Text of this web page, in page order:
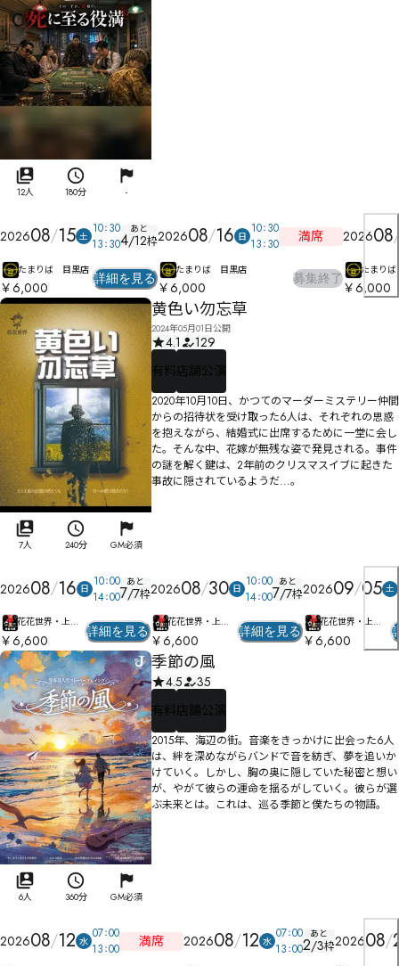
12人 180分 -
202608 15 土 10 30
13 30
あと
4/12枠
たまりば 目黒店
￥6,000
詳細を見る
202608 16 日 10 30
13 30 満席
たまりば 目黒店
￥6,000
募集終了
202608
たまり
￥6,000
7人 240分 GM必須
黄色い勿忘草
2024年05月01日公開
4.1
129
有料 店舗公演
2020年10月10日、かつてのマーダーミステリー仲間
からの招待状を受け取った6人は、それぞれの思惑
を抱えながら、結婚式に出席するために一堂に会し
た。そんな中、花嫁が無残な姿で発見される。事件
の謎を解く鍵は、2年前のクリスマスイブに起きた
事故に隠されているようだ...。
202608 16 日 10 00
14 00
あと
7/7枠
花花世界・上野
店
￥6,600
詳細を見る
202608 30 日 10 00
14 00
あと
7/7枠
花花世界・上野
店
￥6,600
詳細を見る
202609 05 土
花花世界・上野
店
￥6,600
6人 360分 GM必須
季節の風
4.5
35
有料 店舗公演
2015年、海辺の街。音楽をきっかけに出会った6人
は、絆を深めながらバンドで音を紡ぎ、夢を追いか
けていく。しかし、胸の奥に隠していた秘密と想い
が、やがて彼らの運命を揺るがしていく。彼らが選
ぶ未来とは――。これは、巡る季節と僕たちの物語。
202608 12 水 07 00
13 00 満席 202608 12 水 07 00
13 00
あと
2/3枠202608